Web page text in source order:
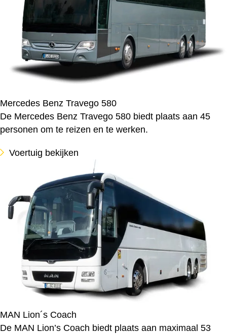
Mercedes Benz Travego 580
De Mercedes Benz Travego 580 biedt plaats aan 45
personen om te reizen en te werken.
Voertuig bekijken
MAN Lion´s Coach
De MAN Lion’s Coach biedt plaats aan maximaal 53